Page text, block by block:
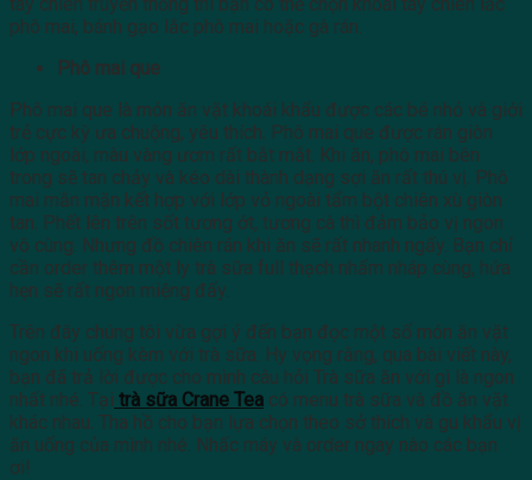
phô mai, bánh gạo lắc phô mai hoặc gà rán.
Phô mai que
Phô mai que là món ăn vặt khoái khẩu được các bé nhỏ và giới
trẻ cực kỳ ưa chuộng, yêu thích. Phô mai que được rán giòn
lớp ngoài, màu vàng ươm rất bắt mắt. Khi ăn, phô mai bên
trong sẽ tan chảy và kéo dài thành dạng sợi ăn rất thú vị. Phô
mai mằn mặn kết hợp với lớp vỏ ngoài tẩm bột chiên xù giòn
tan. Phết lên trên sốt tương ớt, tương cà thì đảm bảo vị ngon
vô cùng. Nhưng đồ chiên rán khi ăn sẽ rất nhanh ngấy. Bạn chỉ
cần order thêm một ly trà sữa full thạch nhấm nháp cùng, hứa
hẹn sẽ rất ngon miệng đấy.
Trên đây chúng tôi vừa gợi ý đến bạn đọc một số món ăn vặt
ngon khi uống kèm với trà sữa. Hy vọng rằng, qua bài viết này,
bạn đã trả lời được cho mình câu hỏi Trà sữa ăn với gì là ngon
nhất nhé. Tại trà sữa Crane Tea có menu trà sữa và đồ ăn vặt
khác nhau. Tha hồ cho bạn lựa chọn theo sở thích và gu khẩu vị
ăn uống của mình nhé. Nhấc máy và order ngay nào các bạn
ơi!